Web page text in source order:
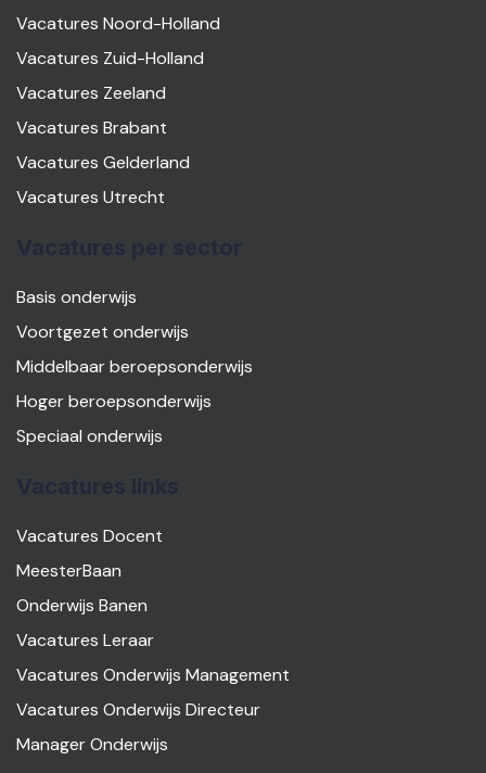
Vacatures Noord-Holland
Vacatures Zuid-Holland
Vacatures Zeeland
Vacatures Brabant
Vacatures Gelderland
Vacatures Utrecht
Basis onderwijs
Voortgezet onderwijs
Middelbaar beroepsonderwijs
Hoger beroepsonderwijs
Speciaal onderwijs
Vacatures Docent
MeesterBaan
Onderwijs Banen
Vacatures Leraar
Vacatures Onderwijs Management
Vacatures Onderwijs Directeur
Manager Onderwijs